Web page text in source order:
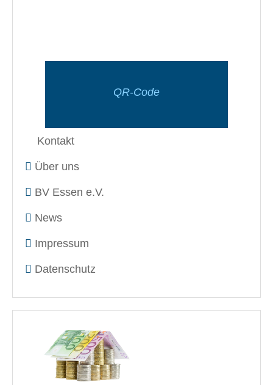
QR-Code
Kontakt
Über uns
BV Essen e.V.
News
Impressum
Datenschutz